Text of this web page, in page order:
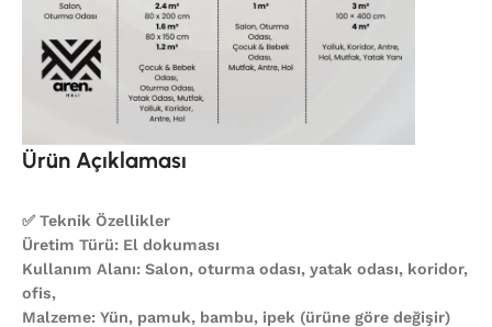
Ürün Açıklaması
✅ Teknik Özellikler
Üretim Türü: El dokuması
Kullanım Alanı: Salon, oturma odası, yatak odası, koridor,
ofis,
Malzeme: Yün, pamuk, bambu, ipek (ürüne göre değişir)